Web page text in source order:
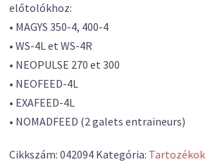
előtolókhoz:
• MAGYS 350-4, 400-4
• WS-4L et WS-4R
• NEOPULSE 270 et 300
• NEOFEED-4L
• EXAFEED-4L
• NOMADFEED (2 galets entraineurs)
Cikkszám: 042094 Kategória: Tartozékok